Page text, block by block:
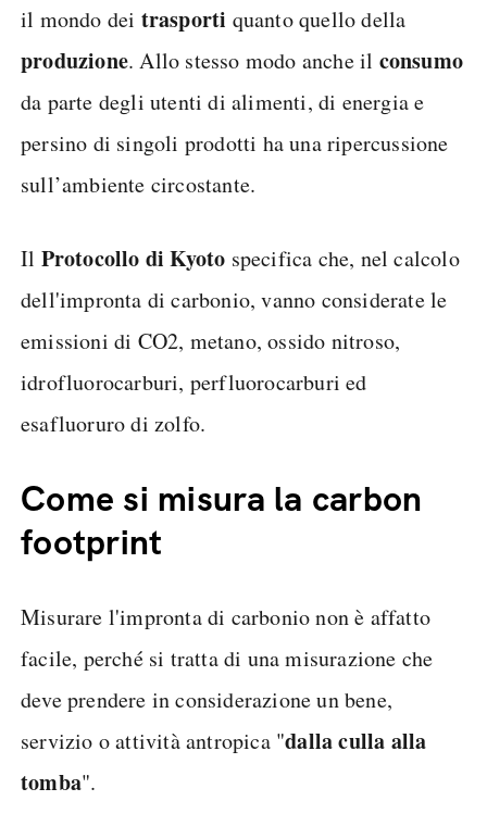
il mondo dei trasporti quanto quello della
produzione. Allo stesso modo anche il consumo
da parte degli utenti di alimenti, di energia e
persino di singoli prodotti ha una ripercussione
sull’ambiente circostante.
Il Protocollo di Kyoto specifica che, nel calcolo
dell'impronta di carbonio, vanno considerate le
emissioni di CO2, metano, ossido nitroso,
idrofluorocarburi, perfluorocarburi ed
esafluoruro di zolfo.
Come si misura la carbon
footprint
Misurare l'impronta di carbonio non è affatto
facile, perché si tratta di una misurazione che
deve prendere in considerazione un bene,
servizio o attività antropica "dalla culla alla
tomba".